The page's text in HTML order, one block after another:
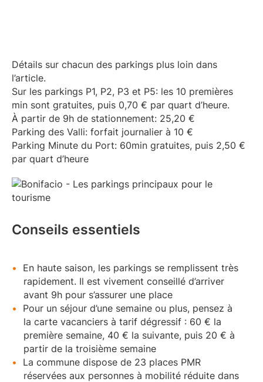
Détails sur chacun des parkings plus loin dans
l’article.
Sur les parkings P1, P2, P3 et P5: les 10 premières
min sont gratuites, puis 0,70 € par quart d’heure.
À partir de 9h de stationnement: 25,20 €
Parking des Valli: forfait journalier à 10 €
Parking Minute du Port: 60min gratuites, puis 2,50 €
par quart d’heure
Conseils essentiels
En haute saison, les parkings se remplissent très
rapidement. Il est vivement conseillé d’arriver
avant 9h pour s’assurer une place
Pour un séjour d’une semaine ou plus, pensez à
la carte vacanciers à tarif dégressif : 60 € la
première semaine, 40 € la suivante, puis 20 € à
partir de la troisième semaine
La commune dispose de 23 places PMR
réservées aux personnes à mobilité réduite dans